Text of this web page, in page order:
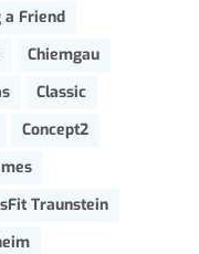
a Friend
Chiemgau
Classic
Concept2
Traunstein